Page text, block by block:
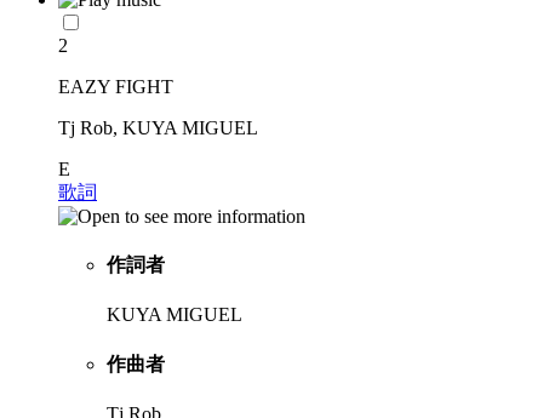
2
EAZY FIGHT
Tj Rob, KUYA MIGUEL
E
歌詞
作詞者
KUYA MIGUEL
作曲者
Tj Rob